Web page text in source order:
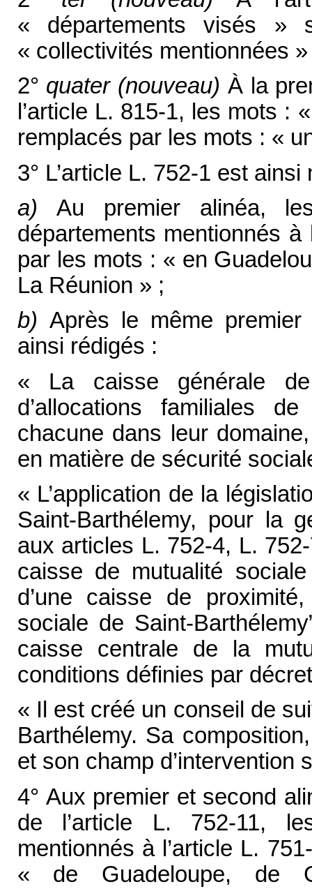
« départements visés »
« collectivités mentionnées
2° quater (nouveau) À la
l’article L. 815-1, les mots :
remplacés par les mots : «
3° L’article L. 752-1 est ainsi
a) Au premier alinéa,
départements mentionnés
par les mots : « en
La Réunion » ;
b) Après le même
ainsi rédigés :
« La caisse générale
d’allocations familiales
chacune dans leur
en matière de sécurité
« L’application de la
Saint-Barthélemy, pour la
aux articles L. 752-4, L.
caisse de mutualité
d’une caisse de
sociale de Saint-
caisse centrale de la
conditions définies par
« Il est créé un conseil de
Barthélemy. Sa
et son champ d’intervention
4° Aux premier et second
de l’article L. 752-11,
mentionnés à l’article L.
« de Guadeloupe, de